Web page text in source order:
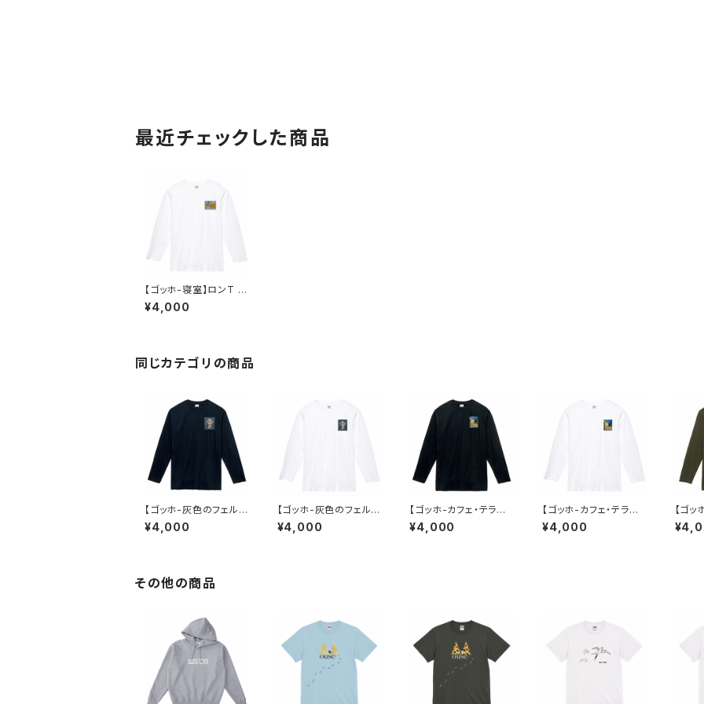
最近チェックした商品
【ゴッホ-寝室】ロンT ホ
ワイト ユニセックス
¥4,000
同じカテゴリの商品
【ゴッホ-灰色のフェルト
帽をかぶった自画像】ロ
ンT ネイビー ユニセッ
¥4,000
【ゴッホ-灰色のフェルト
帽をかぶった自画像】ロ
ンT ホワイト ユニセッ
¥4,000
【ゴッホ-カフェ・テラス
の夜】ロンT ブラック ユ
ニセックス
¥4,000
【ゴッホ-カフェ・テラス
の夜】ロンT ホワイト
ユニセックス
¥4,000
【ゴ
T オ
ス
その他の商品